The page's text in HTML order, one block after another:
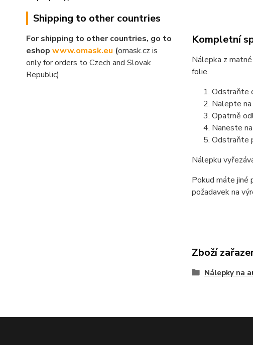
Shipping to other countries
For shipping to other countries, go to
eshop www.omask.eu (omask.cz is
only for orders to Czech and Slovak
Republic)
Kompletní
Nálepka z
folie.
Odstraňte
Nalepte
Opatrně
Naneste
Odstraňte
Nálepku
Pokud máte jiné
požadavek na
Zboží
Nálepky na